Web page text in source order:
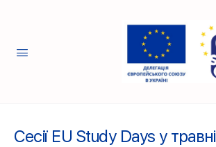
Сесії EU Study Days у травні